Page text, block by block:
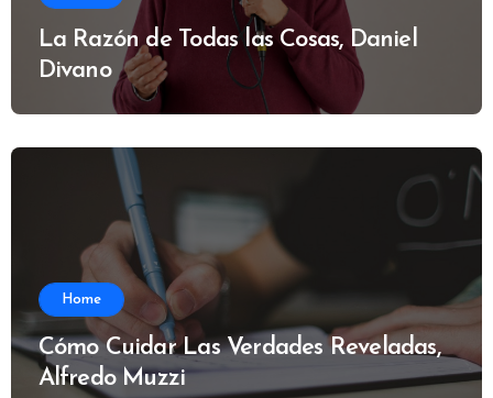
La Razón de Todas las Cosas, Daniel
Divano
Home
Cómo Cuidar Las Verdades Reveladas,
Alfredo Muzzi